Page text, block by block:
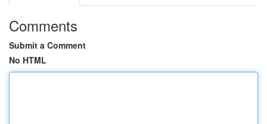
Comments
Submit a Comment
No HTML